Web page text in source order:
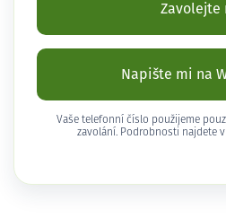
Zavolejte
Napište mi na
Vaše telefonní číslo použijeme
zavolání. Podrobnosti najdete v